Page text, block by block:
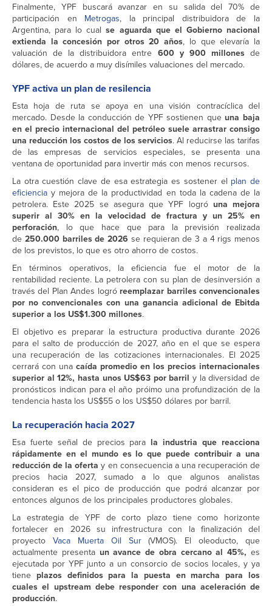
Finalmente, YPF buscará avanzar en su salida del 70% de
participación en Metrogas, la principal distribuidora de la
Argentina, para lo cualse aguarda que el Gobierno nacional
extienda la concesión por otros 20 años, lo que elevaría la
valuación de la distribuidora entre 600 y 900 millonesde
dólares, de acuerdo a muy disímiles valuaciones del mercado.
YPF activa un plan de resilencia
Esta hoja de ruta se apoya en una visión contracíclica del
mercado. Desde la conducción de YPF sostienen que una baja
en el precio internacional del petróleo suele arrastrar consigo
una reducción los costos de los servicios. Al reducirse las tarifas
de las empresas de servicios especiales, se presenta una
ventana de oportunidad para invertir más con menos recursos.
La otra cuestión clave de esa estrategia es sostener el plan de
eficiencia y mejora de la productividad en toda la cadena de la
petrolera. Este 2025 se asegura que YPF logró una mejora
superir al 30% en la velocidad de fractura y un 25% en
perforación, lo que hace que para la previsión realizada
de 250.000 barriles de 2026 se requieran de 3 a 4 rigs menos
de los previstos, lo que es otro ahorro de costos.
En términos operativos, la eficiencia fue el motor de la
rentabilidad reciente. La petrolera con su plan de desinversión a
través del Plan Andes logró reemplazar barriles convencionales
por no convencionales con una ganancia adicional de Ebitda
superior a los US$1.300 millones.
El objetivo es preparar la estructura productiva durante 2026
para el salto de producción de 2027, año en el que se espera
una recuperación de las cotizaciones internacionales. El 2025
cerrará con una caída promedio en los precios internacionales
superior al 12%, hasta unos US$63 por barril y la diversidad de
pronósticos indican para el año próimo una profundización de la
tendencia hasta los US$55 o los US$50 dólares por barril.
La recuperación hacia 2027
Esa fuerte señal de precios para la industria que reacciona
rápidamente en el mundo es lo que puede contribuir a una
reducción de la oferta y en consecuencia a una recuperación de
precios hacia 2027, sumado a lo que algunos analistas
consideran es el pico de producción que podrá alcanzar por
entonces algunos de los principales productores globales.
La estrategia de YPF de corto plazo tiene como horizonte
fortalecer en 2026 su infrestructura con la finalización del
proyecto Vaca Muerta Oil Sur(VMOS). El oleoducto, que
actualmente presenta un avance de obra cercano al 45%,es
ejecutada por YPF junto a un consorcio de socios locales, y ya
tiene plazos definidos para la puesta en marcha para los
cuales el upstream debe responder con una aceleración de
producción.